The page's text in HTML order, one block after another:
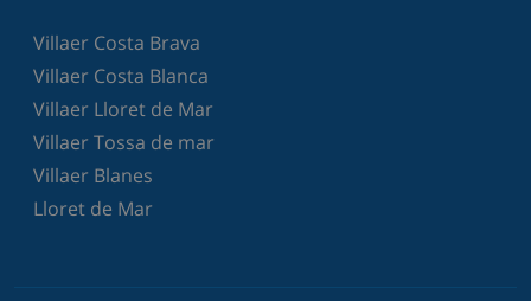
Villaer Costa Brava
Villaer Costa Blanca
Villaer Lloret de Mar
Villaer Tossa de mar
Villaer Blanes
Lloret de Mar